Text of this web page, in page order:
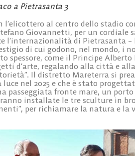
a Pietrasanta 3
al centro dello stadio
Giovannetti, per un cordiale
l’internazionalità di Pietrasanta
di cui godono, nel mondo, i
spessore, come il Principe
d’arte, regalando alla città e
Il distretto Mareterra si
nel 2025 e che è stato
passeggiata fronte mare, un
installate le tre sculture in
per richiamare la natura e la